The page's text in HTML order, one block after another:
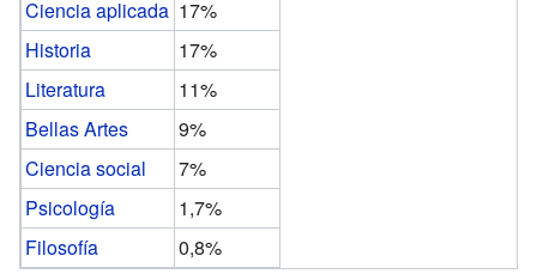
Ciencia aplicada 17%
Historia
17%
Literatura
11%
Bellas Artes
9%
Ciencia social
7%
Psicología
1,7%
Filosofía
0,8%